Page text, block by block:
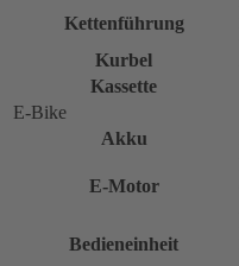
Kettenführung
Kurbel
Kassette
E-Bike
Akku
E-Motor
Bedieneinheit